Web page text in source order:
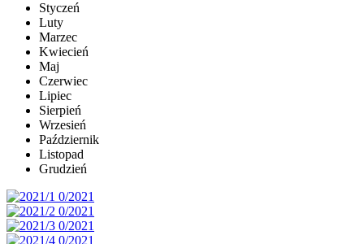
Styczeń
Luty
Marzec
Kwiecień
Maj
Czerwiec
Lipiec
Sierpień
Wrzesień
Październik
Listopad
Grudzień